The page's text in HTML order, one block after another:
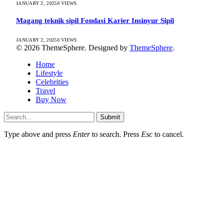
JANUARY 2, 20250VIEWS
Magang teknik sipil Fondasi Karier Insinyur Sipil
JANUARY 2, 20250VIEWS
© 2026 ThemeSphere. Designed by ThemeSphere.
Home
Lifestyle
Celebrities
Travel
Buy Now
Submit
Type above and press Enterto search. Press Esc to cancel.